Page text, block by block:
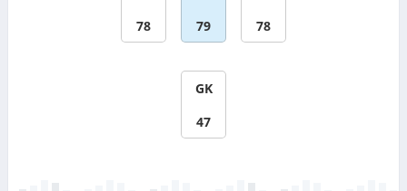
78
79
78
GK
47